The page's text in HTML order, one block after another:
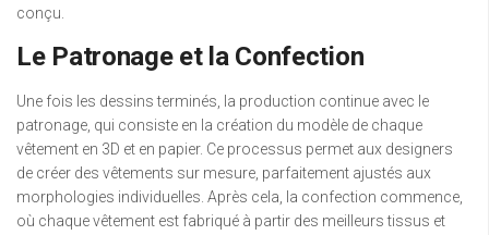
conçu.
Le Patronage et la Confection
Une fois les dessins terminés, la production continue avec le
patronage, qui consiste en la création du modèle de chaque
vêtement en 3D et en papier. Ce processus permet aux designers
de créer des vêtements sur mesure, parfaitement ajustés aux
morphologies individuelles. Après cela, la confection commence,
où chaque vêtement est fabriqué à partir des meilleurs tissus et